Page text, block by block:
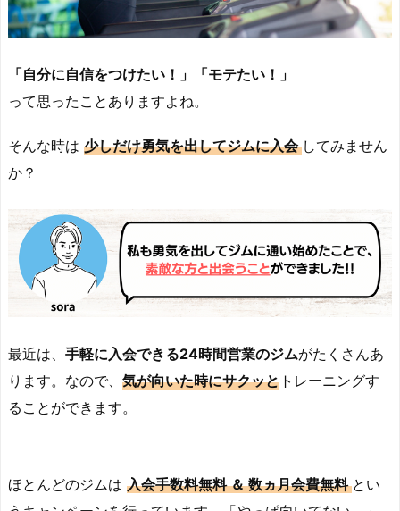
「自分に自信をつけたい！」「モテたい！」
って思ったことありますよね。
そんな時は 少しだけ勇気を出してジムに入会してみません
か？
最近は、 手軽に入会できる24時間営業のジムがたくさんあ
ります。なので、 気が向いた時にサクッと トレーニングす
ることができます。
ほとんどのジムは 入会手数料無料 ＆ 数ヵ月会費無料とい